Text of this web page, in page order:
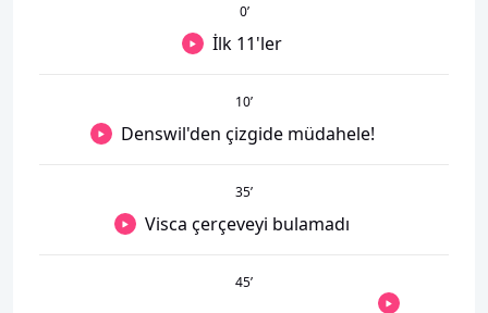
0’
İlk 11'ler
10’
Denswil'den çizgide müdahele!
35’
Visca çerçeveyi bulamadı
45’